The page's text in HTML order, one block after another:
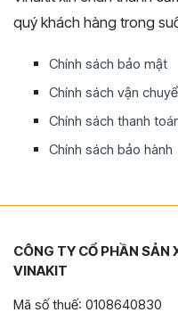
Chính sách bảo mật
Chính sách vận
Chính sách thanh
Chính sách bảo hành
quý khách hàng trong
CÔNG TY CỔ PHẦN SẢN
VINAKIT
Mã số thuế: 0108640830